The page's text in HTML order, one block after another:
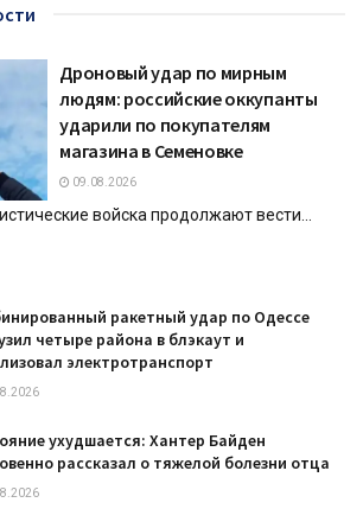
Дроновый удар по мирным
людям: российские оккупанты
ударили по покупателям
магазина в Семеновке
09.08.2026
войска продолжают вести...
ракетный удар по Одессе
четыре района в блэкаут и
электротранспорт
ухудшается: Хантер Байден
рассказал о тяжелой болезни отца